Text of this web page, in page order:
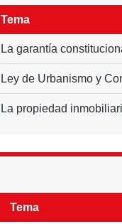
Tema
La garantía
Ley de Urbanismo y
La propiedad
Tema